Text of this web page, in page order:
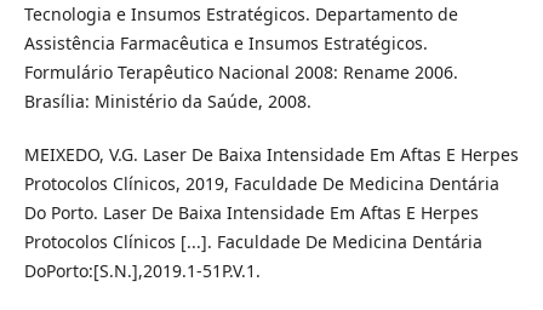
Tecnologia e Insumos Estratégicos. Departamento de
Assistência Farmacêutica e Insumos Estratégicos.
Formulário Terapêutico Nacional 2008: Rename 2006.
Brasília: Ministério da Saúde, 2008.
MEIXEDO, V.G. Laser De Baixa Intensidade Em Aftas E Herpes
Protocolos Clínicos, 2019, Faculdade De Medicina Dentária
Do Porto. Laser De Baixa Intensidade Em Aftas E Herpes
Protocolos Clínicos [...]. Faculdade De Medicina Dentária
DoPorto:[S.N.],2019.1-51P.V.1.